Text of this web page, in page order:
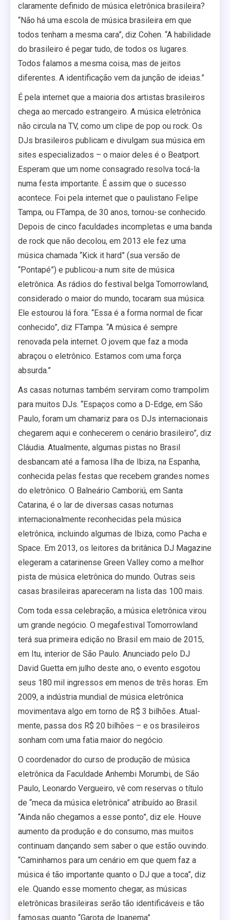
claramente definido de música eletrônica brasileira?
“Não há uma escola de música brasileira em que
todos tenham a mesma cara”, diz Cohen. “A habilidade
do brasileiro é pegar tudo, de todos os lugares.
Todos falamos a mesma coisa, mas de jeitos
diferentes. A identificação vem da junção de ideias.”
É pela internet que a maioria dos artistas brasileiros
chega ao mercado estrangeiro. A música eletrônica
não circula na TV, como um clipe de pop ou rock. Os
DJs brasileiros publicam e divulgam sua música em
sites especializados – o maior deles é o Beatport.
Esperam que um nome consagrado resolva tocá-la
numa festa importante. É assim que o sucesso
acontece. Foi pela internet que o paulistano Felipe
Tampa, ou FTampa, de 30 anos, tornou-se conhecido.
Depois de cinco faculdades incompletas e uma banda
de rock que não decolou, em 2013 ele fez uma
música chamada “Kick it hard” (sua versão de
“Pontapé”) e publicou-a num site de música
eletrônica. As rádios do festival belga Tomorrowland,
considerado o maior do mundo, tocaram sua música.
Ele estourou lá fora. “Essa é a forma normal de ficar
conhecido”, diz FTampa. “A música é sempre
renovada pela internet. O jovem que faz a moda
abraçou o eletrônico. Estamos com uma força
absurda.”
As casas noturnas também serviram como trampolim
para muitos DJs. “Espaços como a D-Edge, em São
Paulo, foram um chamariz para os DJs internacionais
chegarem aqui e conhecerem o cenário brasileiro”, diz
Cláudia. Atualmente, algumas pistas no Brasil
desbancam até a famosa Ilha de Ibiza, na Espanha,
conhecida pelas festas que recebem grandes nomes
do eletrônico. O Balneário Camboriú, em Santa
Catarina, é o lar de diversas casas noturnas
internacionalmente reconhecidas pela música
eletrônica, incluindo algumas de Ibiza, como Pacha e
Space. Em 2013, os leitores da britânica DJ Magazine
elegeram a catarinense Green Valley como a melhor
pista de música eletrônica do mundo. Outras seis
casas brasileiras apareceram na lista das 100 mais.
Com toda essa celebração, a música eletrônica virou
um grande negócio. O megafestival Tomorrowland
terá sua primeira edição no Brasil em maio de 2015,
em Itu, interior de São Paulo. Anunciado pelo DJ
David Guetta em julho deste ano, o evento esgotou
seus 180 mil ingressos em menos de três horas. Em
2009, a indústria mundial de música eletrônica
movimentava algo em torno de R$ 3 bilhões. Atual­
mente, passa dos R$ 20 bilhões – e os brasileiros
sonham com uma fatia maior do negócio.
O coordenador do curso de produção de música
eletrônica da Faculdade Anhembi Morumbi, de São
Paulo, Leonardo Vergueiro, vê com reservas o título
de “meca da música eletrônica” atribuído ao Brasil.
“Ainda não chegamos a esse ponto”, diz ele. Houve
aumento da produção e do consumo, mas muitos
continuam dançando sem saber o que estão ouvindo.
“Caminhamos para um cenário em que quem faz a
música é tão importante quanto o DJ que a toca”, diz
ele. Quando esse momento chegar, as músicas
eletrônicas brasileiras serão tão identificáveis e tão
famosas quanto “Garota de Ipanema”.